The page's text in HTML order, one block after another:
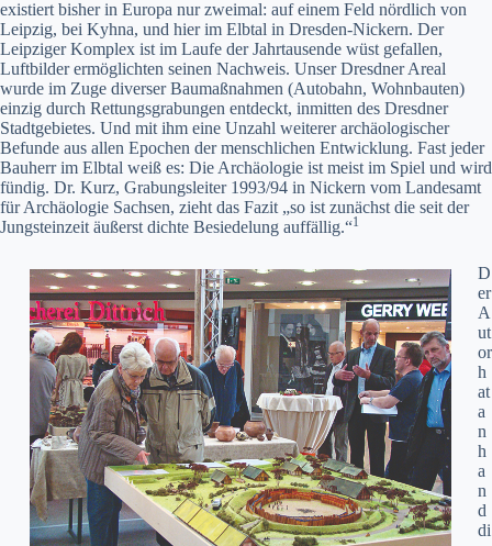
existiert bisher in Europa nur zweimal: auf einem Feld nördlich von
Leipzig, bei Kyhna, und hier im Elbtal in Dresden-Nickern. Der
Leipziger Komplex ist im Laufe der Jahrtausende wüst gefallen,
Luftbilder ermöglichten seinen Nachweis. Unser Dresdner Areal
wurde im Zuge diverser Baumaßnahmen (Autobahn, Wohnbauten)
einzig durch Rettungsgrabungen entdeckt, inmitten des Dresdner
Stadtgebietes. Und mit ihm eine Unzahl weiterer archäologischer
Befunde aus allen Epochen der menschlichen Entwicklung. Fast jeder
Bauherr im Elbtal weiß es: Die Archäologie ist meist im Spiel und wird
fündig. Dr. Kurz, Grabungsleiter 1993/94 in Nickern vom Landesamt
für Archäologie Sachsen, zieht das Fazit „so ist zunächst die seit der
Jungsteinzeit äußerst dichte Besiedelung auffällig.“1
D
er
A
ut
or
h
at
a
n
h
a
n
d
di